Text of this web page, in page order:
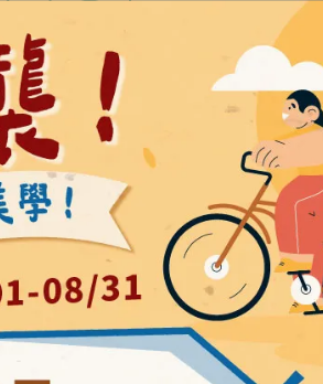
結果がありません
は検索条件を外してください